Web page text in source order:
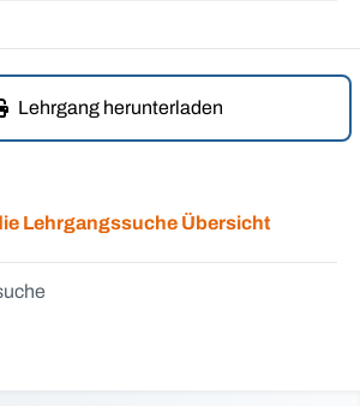
Lehrgang herunterladen
Lehrgangssuche Übersicht